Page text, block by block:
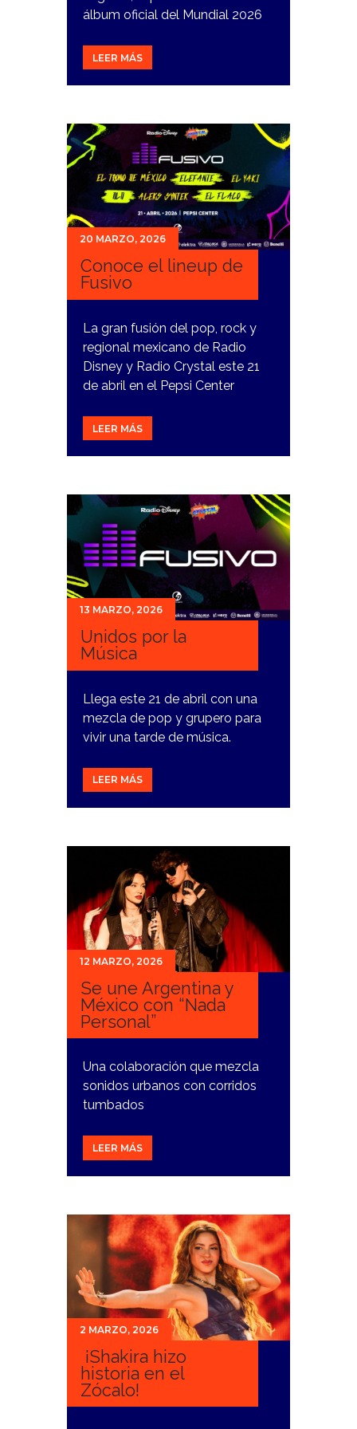
álbum oficial del Mundial 2026
LEER MÁS
20 MARZO, 2026
Conoce el lineup de
Fusivo
La gran fusión del pop, rock y
regional mexicano de Radio
Disney y Radio Crystal este 21
de abril en el Pepsi Center
LEER MÁS
13 MARZO, 2026
Unidos por la
Música
Llega este 21 de abril con una
mezcla de pop y grupero para
vivir una tarde de música.
LEER MÁS
12 MARZO, 2026
Se une Argentina y
México con “Nada
Personal”
Una colaboración que mezcla
sonidos urbanos con corridos
tumbados
LEER MÁS
2 MARZO, 2026
¡Shakira hizo
historia en el
Zócalo!